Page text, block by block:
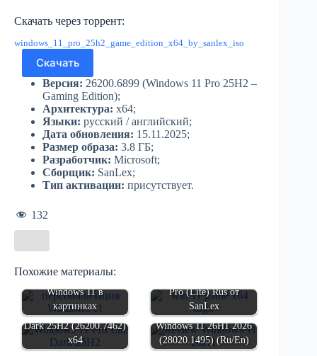
Скачать через торрент:
windows_11_pro_25h2_game_edition_x64_by_sanlex_iso
Скачать
Версия: 26200.6899 (Windows 11 Pro 25H2 –
Gaming Edition);
Архитектура: x64;
Языки: русский / английский;
Дата обновления: 15.11.2025;
Размер образа: 3.8 ГБ;
Разработчик: Microsoft;
Сборщик: SanLex;
Тип активации: присутствует.
132
Похожие материалы:
Windows 11 в
картинках
Pro (Lite) Rus от
SanLex
Windows 11 Pro Lite
Dark 25H2 (26200.7462)
x64
Windows 11 26H1 2026
(28020.1495) (Ru/En)